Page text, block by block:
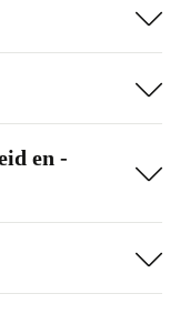
en -